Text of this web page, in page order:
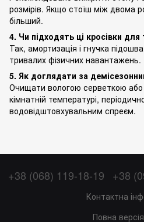
розмірів. Якщо стоїш між двома
більший.
4. Чи підходять ці кросівки
Так, амортизація і гнучка
тривалих фізичних навантажень.
5. Як доглядати за
Очищати вологою серветкою
кімнатній температурі,
водовідштовхувальним спреєм.
+38 (068) 119-18-19 +38
Контактна
Повна